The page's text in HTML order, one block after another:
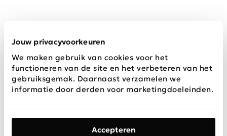
Jouw privacyvoorkeuren
We maken gebruik van cookies voor het
functioneren van de site en het verbeteren van het
gebruiksgemak. Daarnaast verzamelen we
informatie door derden voor marketingdoeleinden.
Accepteren
Wij zijn Schijvens mode